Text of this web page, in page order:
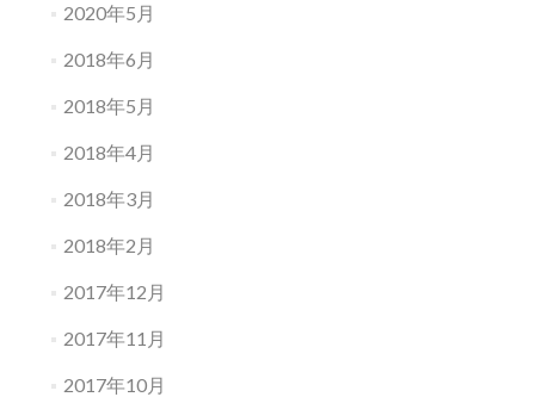
2020年5月
2018年6月
2018年5月
2018年4月
2018年3月
2018年2月
2017年12月
2017年11月
2017年10月